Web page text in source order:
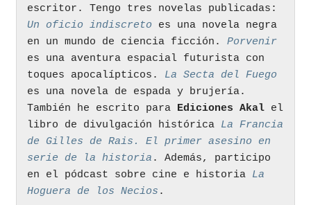
Un oficio indiscreto es una novela negra
en un mundo de ciencia ficción. Porvenir
es una aventura espacial futurista con
toques apocalípticos. La Secta del Fuego
es una novela de espada y brujería.
También he escrito para Ediciones Akal el
libro de divulgación histórica La Francia
de Gilles de Rais. El primer asesino en
serie de la historia . Además, participo
en el pódcast sobre cine e historia La
Hoguera de los Necios .